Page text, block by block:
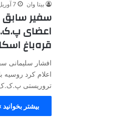
بیتا وان 7 آوریل 2016
سفیر سابق
اعضای
قره‌باغ
افشار سلیمانی
اعلام کرد روسیه
تروریستی
بیشتر بخوانید